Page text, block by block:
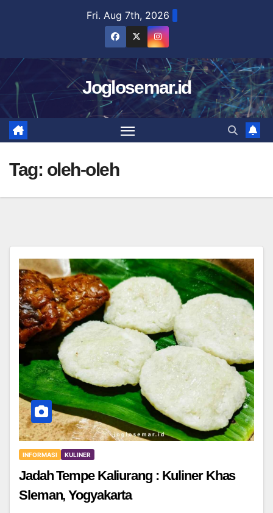
Fri. Aug 7th, 2026
Joglosemar.id
Tag: oleh-oleh
INFORMASI KULINER
Jadah Tempe Kaliurang : Kuliner Khas
Sleman, Yogyakarta